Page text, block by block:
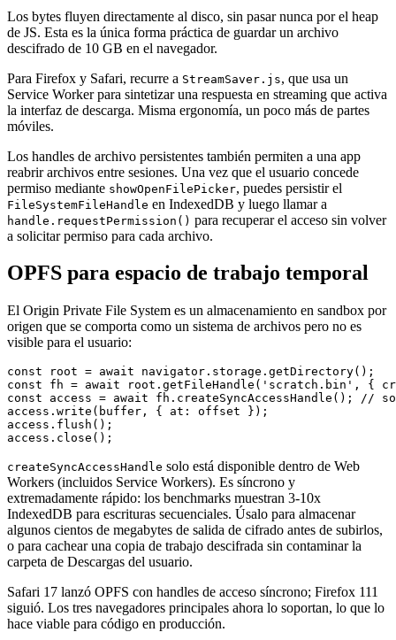
Los bytes fluyen directamente al disco, sin pasar nunca por el heap
de JS. Esta es la única forma práctica de guardar un archivo
descifrado de 10 GB en el navegador.
Para Firefox y Safari, recurre a StreamSaver.js, que usa un
Service Worker para sintetizar una respuesta en streaming que activa
la interfaz de descarga. Misma ergonomía, un poco más de partes
móviles.
Los handles de archivo persistentes también permiten a una app
reabrir archivos entre sesiones. Una vez que el usuario concede
permiso mediante showOpenFilePicker, puedes persistir el
FileSystemFileHandle en IndexedDB y luego llamar a
handle.requestPermission() para recuperar el acceso sin volver
a solicitar permiso para cada archivo.
OPFS para espacio de trabajo temporal
El Origin Private File System es un almacenamiento en sandbox por
origen que se comporta como un sistema de archivos pero no es
visible para el usuario:
const root = await navigator.storage.getDirectory();
const fh = await root.getFileHandle('scratch.bin', {
const access = await fh.createSyncAccessHandle(); //
access.write(buffer, { at: offset });
access.flush();
createSyncAccessHandle solo está disponible dentro de Web
Workers (incluidos Service Workers). Es síncrono y
extremadamente rápido: los benchmarks muestran 3-10x
IndexedDB para escrituras secuenciales. Úsalo para almacenar
algunos cientos de megabytes de salida de cifrado antes de subirlos,
o para cachear una copia de trabajo descifrada sin contaminar la
carpeta de Descargas del usuario.
Safari 17 lanzó OPFS con handles de acceso síncrono; Firefox 111
siguió. Los tres navegadores principales ahora lo soportan, lo que lo
hace viable para código en producción.